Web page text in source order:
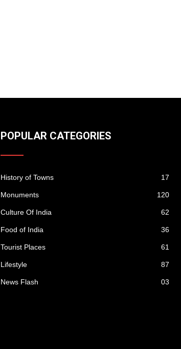
POPULAR CATEGORIES
History of Towns 17
Monuments 120
Culture Of India 62
Food of India 36
Tourist Places 61
Lifestyle 87
News Flash 03